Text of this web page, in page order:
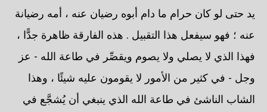
يد حتى لو كان حرام ما دام أبوه رضيان عنه ، أمه رضيانة
عنه ؛ فهو سيفعل هذا التقبيل . هذه الفارقة ظاهرة جدًّا ،
فهذا الذي لا يصلي ولا يصوم ويقصِّر في طاعة الله - عز
وجل - في كثير من الأمور لا يقومون عليه شيئًا ، وهذا
الشاب الناشئ في طاعة الله الذي ينبغي أن يُشجَّع في